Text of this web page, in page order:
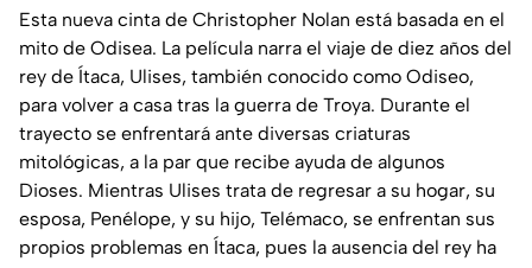
Esta nueva cinta de Christopher Nolan está basada en el
mito de Odisea. La película narra el viaje de diez años del
rey de Ítaca, Ulises, también conocido como Odiseo,
para volver a casa tras la guerra de Troya. Durante el
trayecto se enfrentará ante diversas criaturas
mitológicas, a la par que recibe ayuda de algunos
Dioses. Mientras Ulises trata de regresar a su hogar, su
esposa, Penélope, y su hijo, Telémaco, se enfrentan sus
propios problemas en Ítaca, pues la ausencia del rey ha